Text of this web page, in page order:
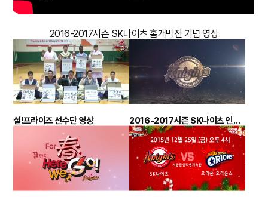
2016-2017시즌 SK나이츠 홈개막전 기념 영상
설!프라이즈 선수단 영상 2016-2017시즌 SK나이츠 인트로 영상